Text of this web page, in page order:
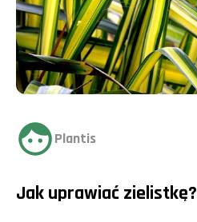
Plantis
Jak uprawiać zielistkę?